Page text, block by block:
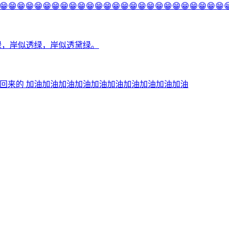
岸似透绿，岸似透黛绿。
来的 加油加油加油加油加油加油加油加油加油加油